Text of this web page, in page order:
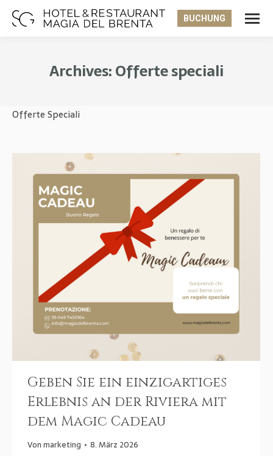
BUCHUNG
Archives:Offerte speciali
Offerte Speciali
Geben Sie ein einzigartiges
Erlebnis an der Riviera mit
dem Magic Cadeau
Vonmarketing 8. März 2026